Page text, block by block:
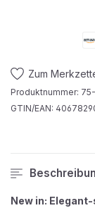
Zum
Produktnummer:
GTIN/EAN:
New in: